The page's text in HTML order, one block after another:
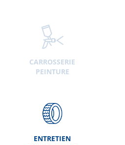
CARROSSERIE
PEINTURE
ENTRETIEN